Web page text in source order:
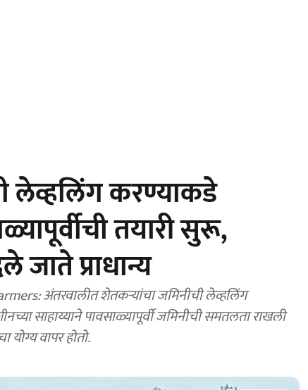
लेव्हलिंग करण्याकडे
तयारी सुरू,
जाते प्राधान्य
अंतरवालीत शेतकऱ्यांचा जमिनीची लेव्हलिंग
साहाय्याने पावसाळ्यापूर्वी जमिनीची समतलता राखली
वापर होतो.